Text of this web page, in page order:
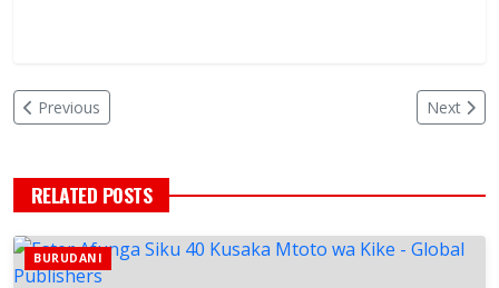
Previous Next
RELATED POSTS
BURUDANI